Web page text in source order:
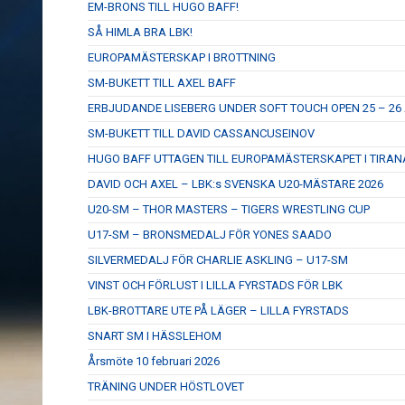
EM-BRONS TILL HUGO BAFF!
SÅ HIMLA BRA LBK!
EUROPAMÄSTERSKAP I BROTTNING
SM-BUKETT TILL AXEL BAFF
ERBJUDANDE LISEBERG UNDER SOFT TOUCH OPEN 25 – 26
SM-BUKETT TILL DAVID CASSANCUSEINOV
HUGO BAFF UTTAGEN TILL EUROPAMÄSTERSKAPET I
DAVID OCH AXEL – LBK:s SVENSKA U20-MÄSTARE 2026
U20-SM – THOR MASTERS – TIGERS WRESTLING CUP
U17-SM – BRONSMEDALJ FÖR YONES SAADO
SILVERMEDALJ FÖR CHARLIE ASKLING – U17-SM
VINST OCH FÖRLUST I LILLA FYRSTADS FÖR LBK
LBK-BROTTARE UTE PÅ LÄGER – LILLA FYRSTADS
SNART SM I HÄSSLEHOM
Årsmöte 10 februari 2026
TRÄNING UNDER HÖSTLOVET